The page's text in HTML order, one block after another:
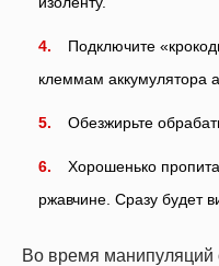
Подключите
клеммам аккумулятора
Обезжирьте
Хорошенько
ржавчине. Сразу будет
Во время манипуляций